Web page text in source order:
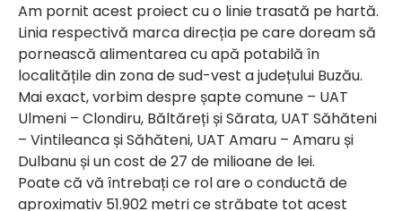
Am pornit acest proiect cu o linie trasată pe hartă.
Linia respectivă marca direcția pe care doream să
pornească alimentarea cu apă potabilă în
localitățile din zona de sud-vest a județului Buzău.
Mai exact, vorbim despre șapte comune – UAT
Ulmeni – Clondiru, Băltăreți și Sărata, UAT Săhăteni
– Vintileanca și Săhăteni, UAT Amaru – Amaru și
Dulbanu și un cost de 27 de milioane de lei.
Poate că vă întrebați ce rol are o conductă de
aproximativ 51.902 metri ce străbate tot acest